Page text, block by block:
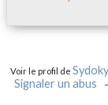
Voir le profil de
Signaler un abus